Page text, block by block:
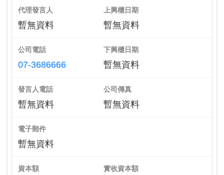
代理發言人
暫無資料
上興櫃日期
暫無資料
公司電話
07-3686666
下興櫃日期
暫無資料
發言人電話
暫無資料
公司傳真
暫無資料
電子郵件
暫無資料
資本額 實收資本額